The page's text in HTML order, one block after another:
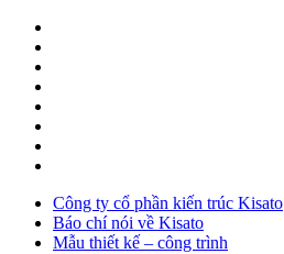
Công ty cổ phần kiến trúc Kisato
Báo chí nói về Kisato
Mẫu thiết kế – công trình